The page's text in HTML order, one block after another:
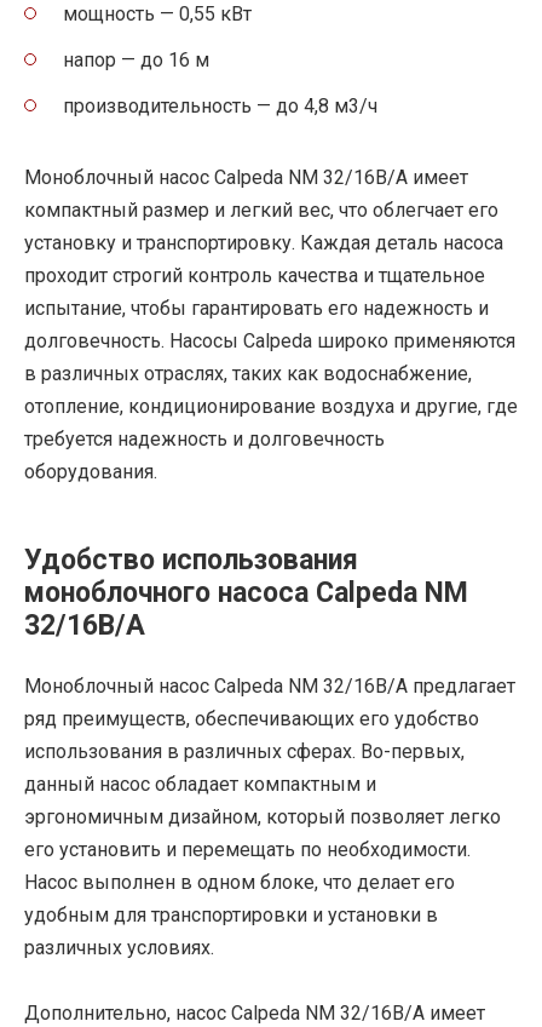
мощность — 0,55 кВт
напор — до 16 м
производительность — до 4,8 м3/ч
Моноблочный насос Calpeda NM 32/16B/A имеет
компактный размер и легкий вес, что облегчает его
установку и транспортировку. Каждая деталь насоса
проходит строгий контроль качества и тщательное
испытание, чтобы гарантировать его надежность и
долговечность. Насосы Calpeda широко применяются
в различных отраслях, таких как водоснабжение,
отопление, кондиционирование воздуха и другие, где
требуется надежность и долговечность
оборудования.
Удобство использования
моноблочного насоса Calpeda NM
32/16B/A
Моноблочный насос Calpeda NM 32/16B/A предлагает
ряд преимуществ, обеспечивающих его удобство
использования в различных сферах. Во-первых,
данный насос обладает компактным и
эргономичным дизайном, который позволяет легко
его установить и перемещать по необходимости.
Насос выполнен в одном блоке, что делает его
удобным для транспортировки и установки в
различных условиях.
Дополнительно, насос Calpeda NM 32/16B/A имеет